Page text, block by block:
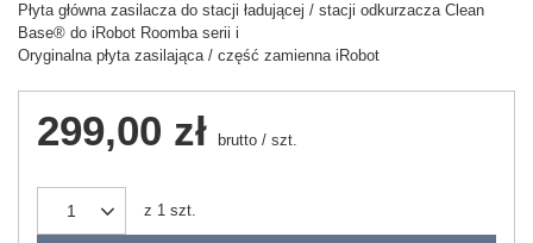
Płyta główna zasilacza do stacji ładującej / stacji odkurzacza Clean
Base® do iRobot Roomba serii i
Oryginalna płyta zasilająca / część zamienna iRobot
299,00 zł brutto / szt.
z 1 szt.